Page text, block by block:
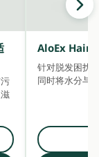
AloEx Hair
针对脱发困扰
同时将水分与